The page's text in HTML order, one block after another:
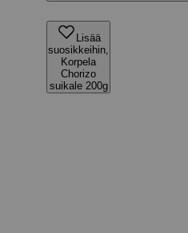
Lisää
suosikkeihin,
Korpela
Chorizo
suikale 200g